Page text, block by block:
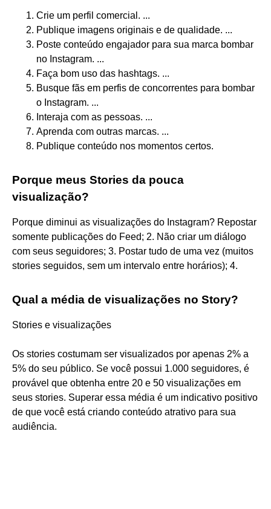
Crie um perfil comercial. ...
Publique imagens originais e de qualidade. ...
Poste conteúdo engajador para sua marca bombar
no Instagram. ...
Faça bom uso das hashtags. ...
Busque fãs em perfis de concorrentes para bombar
o Instagram. ...
Interaja com as pessoas. ...
Aprenda com outras marcas. ...
Publique conteúdo nos momentos certos.
Porque meus Stories da pouca
visualização?
Porque diminui as visualizações do Instagram? Repostar
somente publicações do Feed; 2. Não criar um diálogo
com seus seguidores; 3. Postar tudo de uma vez (muitos
stories seguidos, sem um intervalo entre horários); 4.
Qual a média de visualizações no Story?
Stories e visualizações
Os stories costumam ser visualizados por apenas 2% a
5% do seu público. Se você possui 1.000 seguidores, é
provável que obtenha entre 20 e 50 visualizações em
seus stories. Superar essa média é um indicativo positivo
de que você está criando conteúdo atrativo para sua
audiência.